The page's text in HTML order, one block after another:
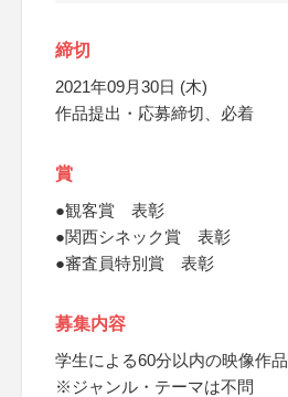
締切
2021年09月30日 (木)
作品提出・応募締切、必着
賞
●観客賞 表彰
●関西シネック賞 表彰
●審査員特別賞 表彰
募集内容
学生による60分以内の映像作品
※ジャンル・テーマは不問